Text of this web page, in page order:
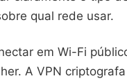
qual rede usar.
em Wi-Fi
A VPN